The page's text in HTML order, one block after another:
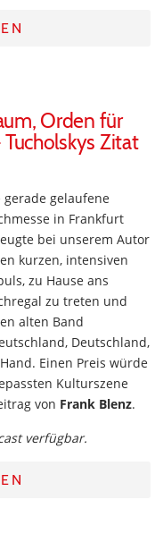
Orden für
Tucholskys Zitat
gerade gelaufene
in Frankfurt
bei unserem Autor
kurzen, intensiven
zu Hause ans
zu treten und
alten Band
Deutschland,
Einen Preis würde
Kulturszene
von Frank Blenz.
verfügbar.